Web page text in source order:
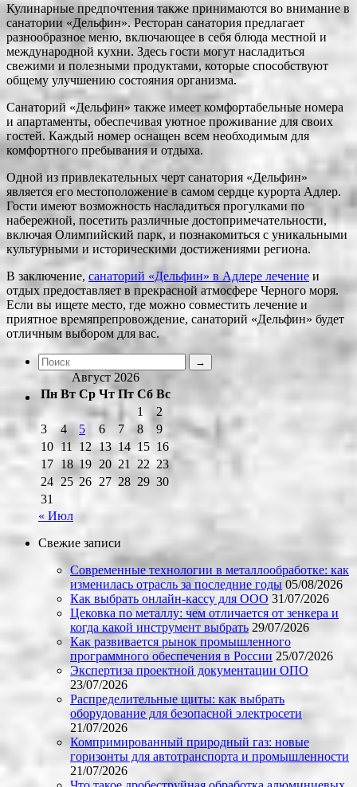
Кулинарные предпочтения также принимаются во внимание в
санатории «Дельфин». Ресторан санатория предлагает
разнообразное меню, включающее в себя блюда местной и
международной кухни. Здесь гости могут насладиться
свежими и полезными продуктами, которые способствуют
общему улучшению состояния организма.
Санаторий «Дельфин» также имеет комфортабельные номера
и апартаменты, обеспечивая уютное проживание для своих
гостей. Каждый номер оснащен всем необходимым для
комфортного пребывания и отдыха.
Одной из привлекательных черт санатория «Дельфин»
является его местоположение в самом сердце курорта Адлер.
Гости имеют возможность насладиться прогулками по
набережной, посетить различные достопримечательности,
включая Олимпийский парк, и познакомиться с уникальными
культурными и историческими достижениями региона.
В заключение, санаторий «Дельфин» в Адлере лечение и
отдых предоставляет в прекрасной атмосфере Черного моря.
Если вы ищете место, где можно совместить лечение и
приятное времяпрепровождение, санаторий «Дельфин» будет
отличным выбором для вас.
Август 2026
Пн Вт Ср Чт Пт Сб Вс
1
2
3
4 5 6 7 8
9
10 11 12 13 14 15 16
17 18 19 20 21 22 23
24 25 26 27 28 29 30
31
« Июл
Свежие записи
Современные технологии в металлообработке: как
изменилась отрасль за последние годы 05/08/2026
Как выбрать онлайн-кассу для ООО 31/07/2026
Цековка по металлу: чем отличается от зенкера и
когда какой инструмент выбрать 29/07/2026
Как развивается рынок промышленного
программного обеспечения в России 25/07/2026
Экспертиза проектной документации ОПО
23/07/2026
Распределительные щиты: как выбрать
оборудование для безопасной электросети
21/07/2026
Компримированный природный газ: новые
горизонты для автотранспорта и промышленности
21/07/2026